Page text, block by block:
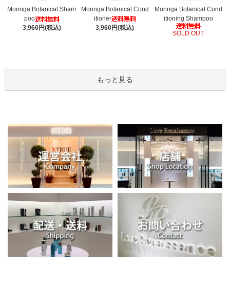
Moringa Botanical Sham
poo
3,960円(税込)
Moringa Botanical Cond
itioner
3,960円(税込)
Moringa Botanical Cond
itioning Shampoo
SOLD OUT
もっと見る